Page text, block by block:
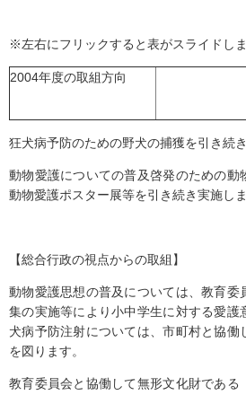
※左右にフリックすると表がスライドしま
2004年度の取組方向
狂犬病予防のための野犬の捕獲を引き続
動物愛護についての普及啓発のための動
動物愛護ポスター展等を引き続き実施しま
【総合行政の視点からの取組】
動物愛護思想の普及については、教育委
集の実施等により小中学生に対する愛護
犬病予防注射については、市町村と協働
を図ります。
教育委員会と協働して無形文化財である